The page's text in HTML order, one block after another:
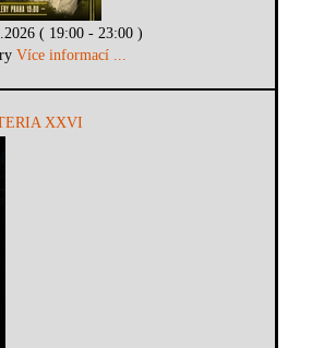
( 19:00 - 23:00 )
Více informací ...
XXVI